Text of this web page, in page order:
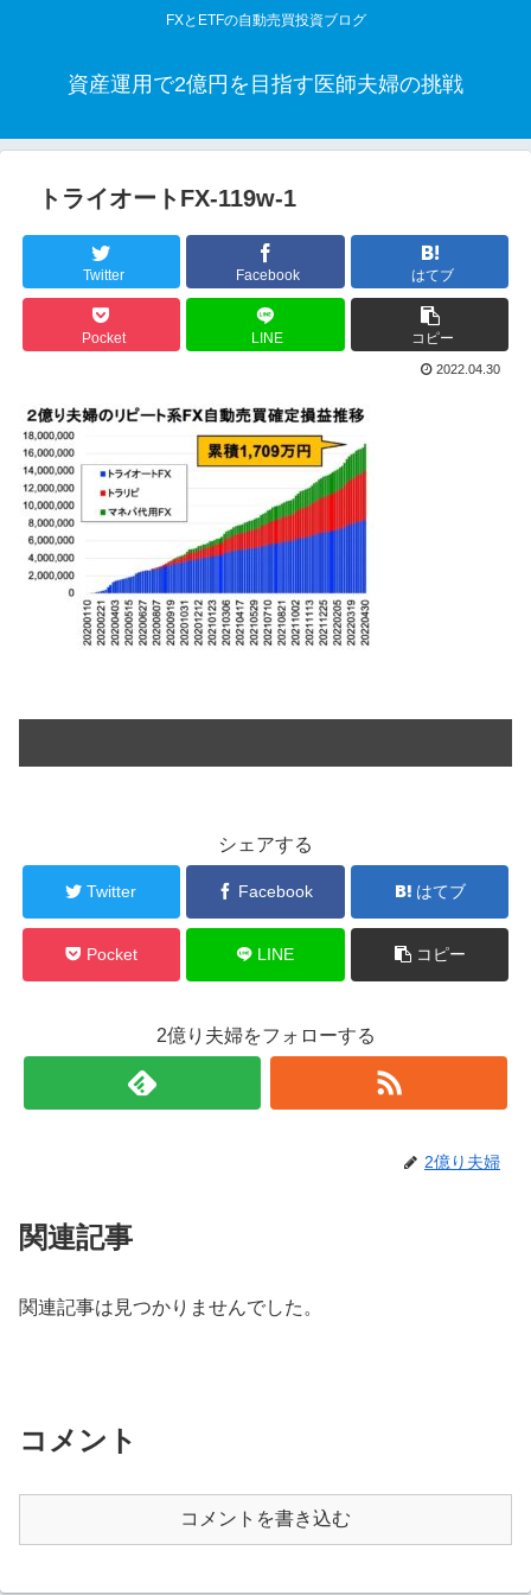
FXとETFの自動売買投資ブログ
資産運用で2億円を目指す医師夫婦の挑戦
トライオートFX-119w-1
Twitter Facebook はてブ
Pocket LINE コピー
2022.04.30
シェアする
Twitter Facebook はてブ
Pocket LINE コピー
2億り夫婦をフォローする
2億り夫婦
関連記事
関連記事は見つかりませんでした。
コメント
コメントを書き込む